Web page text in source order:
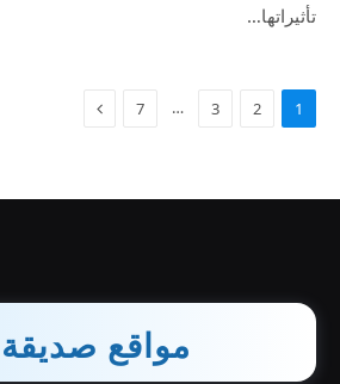
تأثيراتها…
1
2
3
…
7
مواقع صديقة